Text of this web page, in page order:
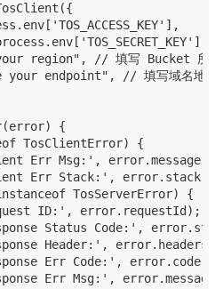
region", // 填写 Bucket 所
endpoint", // 填写域名地址
{
TosClientError) {
Err Msg:', error.message);
Err Stack:', error.stack);
TosServerError) {
ID:', error.requestId);
Status Code:',
Header:', error.headers);
Err Code:', error.code);
Err Msg:',